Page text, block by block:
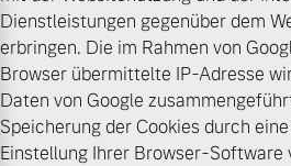
Dienstleistungen gegenüber dem
erbringen. Die im Rahmen von
Browser übermittelte IP-Adresse
Daten von Google
Speicherung der Cookies durch
Einstellung Ihrer Browser-Software